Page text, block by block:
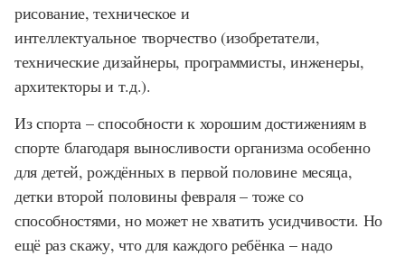
рисование, техническое и
интеллектуальное творчество (изобретатели,
технические дизайнеры, программисты, инженеры,
архитекторы и т.д.).
Из спорта – способности к хорошим достижениям в
спорте благодаря выносливости организма особенно
для детей, рождённых в первой половине месяца,
детки второй половины февраля – тоже со
способностями, но может не хватить усидчивости. Но
ещё раз скажу, что для каждого ребёнка – надо